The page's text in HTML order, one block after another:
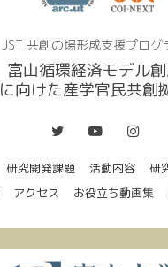
JST 共創の場形成支援プログ
富山循環経済モデル
に向けた産学官民共創
研究開発課題 活動内容 研
アクセス お役立ち動画集